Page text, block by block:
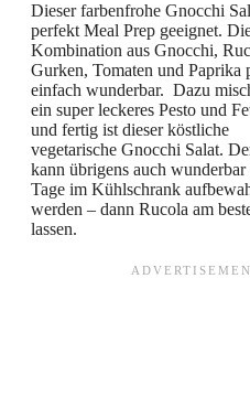
Dieser farbenfrohe Gnocchi
perfekt Meal Prep geeignet.
Kombination aus Gnocchi,
Gurken, Tomaten und Paprika
einfach wunderbar. Dazu
ein super leckeres Pesto und
und fertig ist dieser köstliche
vegetarische Gnocchi Salat.
kann übrigens auch wunderbar
Tage im Kühlschrank
werden – dann Rucola am
lassen.